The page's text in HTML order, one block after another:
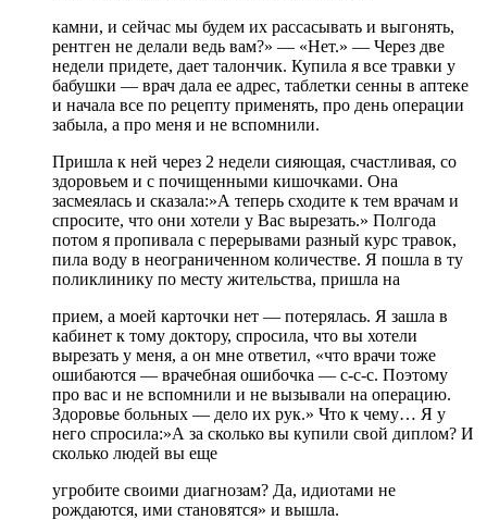
камни, и сейчас мы будем их рассасывать и выгонять,
рентген не делали ведь вам?» — «Нет.» — Через две
недели придете, дает талончик. Купила я все травки у
бабушки — врач дала ее адрес, таблетки сенны в аптеке
и начала все по рецепту применять, про день операции
забыла, а про меня и не вспомнили.
Пришла к ней через 2 недели сияющая, счастливая, со
здоровьем и с почищенными кишочками. Она
засмеялась и сказала:»А теперь сходите к тем врачам и
спросите, что они хотели у Вас вырезать.» Полгода
потом я пропивала с перерывами разный курс травок,
пила воду в неограниченном количестве. Я пошла в ту
поликлинику по месту жительства, пришла на
прием, а моей карточки нет — потерялась. Я зашла в
кабинет к тому доктору, спросила, что вы хотели
вырезать у меня, а он мне ответил, «что врачи тоже
ошибаются — врачебная ошибочка — с-с-с. Поэтому
про вас и не вспомнили и не вызывали на операцию.
Здоровье больных — дело их рук.» Что к чему… Я у
него спросила:»А за сколько вы купили свой диплом? И
сколько людей вы еще
угробите своими диагнозам? Да, идиотами не
рождаются, ими становятся» и вышла.